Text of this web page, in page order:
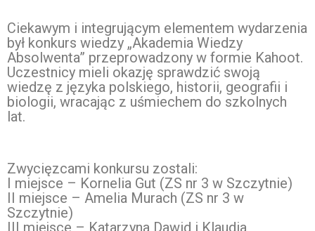
Ciekawym i integrującym elementem wydarzenia
był konkurs wiedzy „Akademia Wiedzy
Absolwenta” przeprowadzony w formie Kahoot.
Uczestnicy mieli okazję sprawdzić swoją
wiedzę z języka polskiego, historii, geografii i
biologii, wracając z uśmiechem do szkolnych
lat.
Zwycięzcami konkursu zostali:
I miejsce – Kornelia Gut (ZS nr 3 w Szczytnie)
II miejsce – Amelia Murach (ZS nr 3 w
Szczytnie)
III miejsce – Katarzyna Dawid i Klaudia